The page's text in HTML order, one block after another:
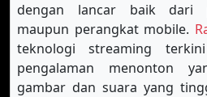
dengan lancar baik dari
maupun perangkat mobile.
teknologi streaming
pengalaman menonton
gambar dan suara yang